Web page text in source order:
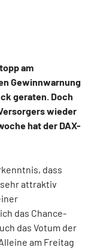
am
Gewinnwarnung
geraten. Doch
wieder
hat der DAX-
dass
attraktiv
das Chance-
das Votum der
am Freitag